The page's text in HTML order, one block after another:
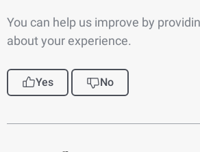
You can help us improve by
about your experience.
Yes No